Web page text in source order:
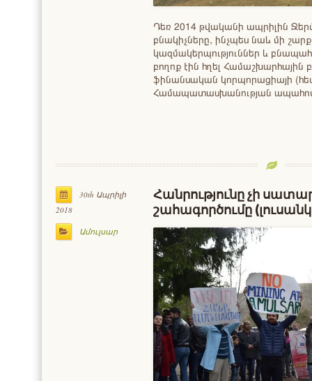
Դեռ 2014 թվականի ապրիլին
բնակիչները, ինչպես նաև մի
կազմակերպություններ և
բողոք էին հղել
ֆինանսական կորպորացիայի
Համապատասխանության
30th Ապրիլի
2018
Ամուլսար
Հանրությունը չի
շահագործումը